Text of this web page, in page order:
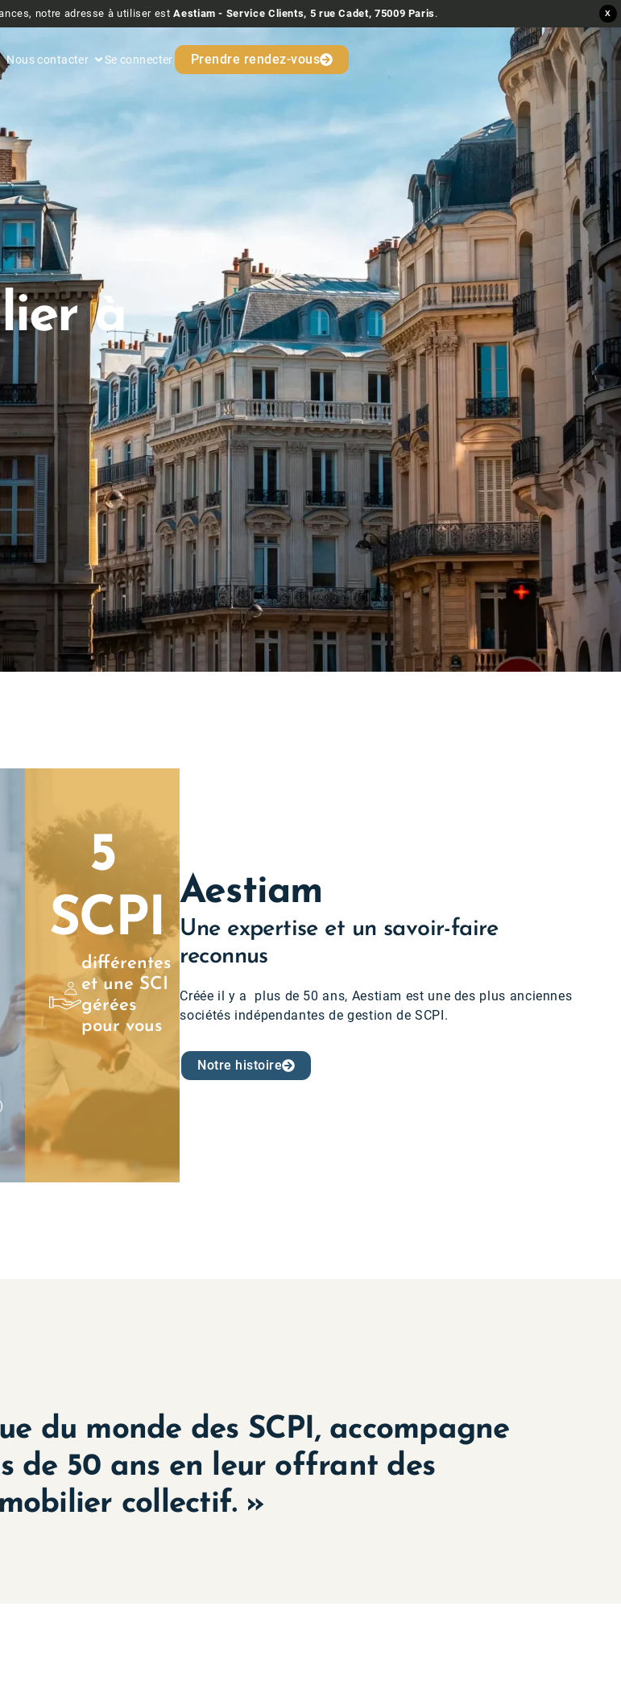
X
notre adresse à utiliser estAestiam - Service Clients, 5 rue Cadet, 75009 Paris.
Nous contacter Se connecter Prendre rendez-vous
à
5
SCPI
différentes
et une SCI
gérées
pour vous
Aestiam
Une expertise et un savoir-faire
reconnus
Créée il y a plus de 50 ans, Aestiam est une des plus anciennes
sociétés indépendantes de gestion de SCPI.
Notre histoire
du monde des SCPI, accompagne
de 50 ans en leur offrant des
collectif. »